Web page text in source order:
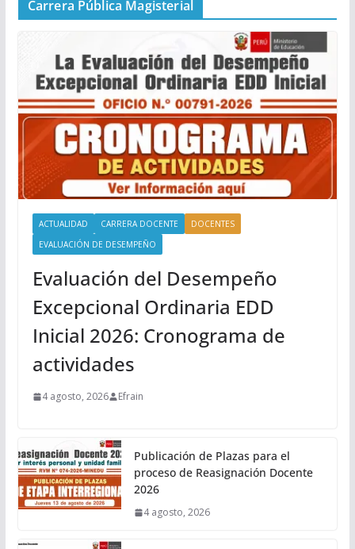
Carrera Pública Magisterial
ACTUALIDAD CARRERA DOCENTE
DOCENTES
EVALUACIÓN DE DESEMPEÑO
Evaluación del Desempeño
Excepcional Ordinaria EDD
Inicial 2026: Cronograma de
actividades
4 agosto, 2026 Efrain
Publicación de Plazas para el
proceso de Reasignación Docente
2026
4 agosto, 2026